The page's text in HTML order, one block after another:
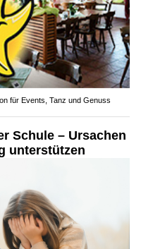
für Events, Tanz und Genuss
Schule – Ursachen
unterstützen